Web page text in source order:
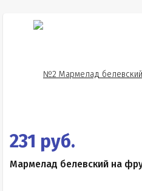
231 руб.
Мармелад белевский на